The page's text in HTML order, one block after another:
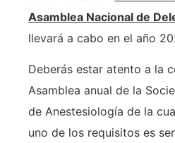
Asamblea Nacional de
llevará a cabo en el año
Deberás estar atento a la
Asamblea anual de la
de Anestesiología de la
uno de los requisitos es